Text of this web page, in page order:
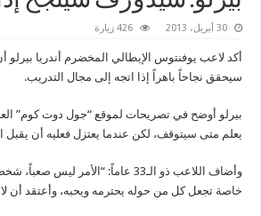
30 أبريل، 2013 426 زيارة
أكد لاعب يوفنتوس الإيطالي المخضرم أندريا
سيحقق نجاحاً باهراً إذا اتجه إلى مجال التدريب.
بيرلو أوضح في تصريحات لموقع “جول دوت كوم”
يعلم متى سيتوقف، لكن عندما يعتزل فعليه أن يقبل
وأضاف اللاعب ذو الـ33 عاماً:
خاصة تجعل كل من حوله يحترمه ويحبه، وأعتقد أن